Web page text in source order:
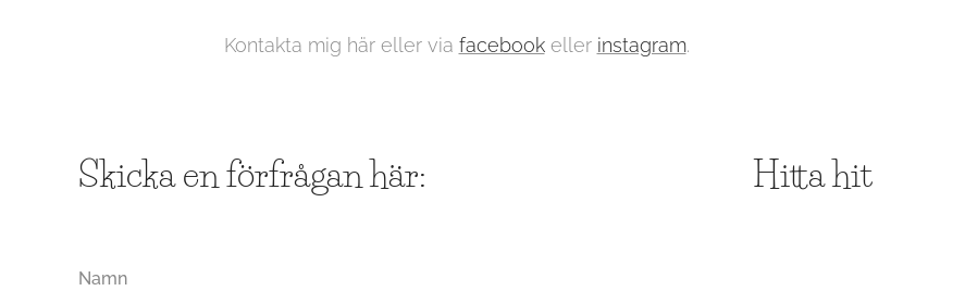
Kontakta mig här eller via facebookeller instagram.
Skicka en förfrågan här:
Namn
Hitta hit